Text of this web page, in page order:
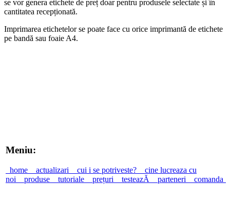
se vor genera etichete de preț doar pentru produsele selectate și în
cantitatea recepționată.
Imprimarea etichetelor se poate face cu orice imprimantă de etichete
pe bandă sau foaie A4.
Meniu:
home actualizari cui i se potriveste?
cine lucreaza cu
noi
produse tutoriale prețuri testeazĂ parteneri comanda